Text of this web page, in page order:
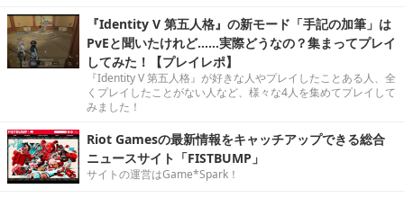
『Identity V 第五人格』の新モード「手記の加筆」は
PvEと聞いたけれど……実際どうなの？集まってプレイ
してみた！【プレイレポ】
『Identity V 第五人格』が好きな人やプレイしたことある人、全
くプレイしたことがない人など、様々な4人を集めてプレイして
みました！
Riot Gamesの最新情報をキャッチアップできる総合
ニュースサイト「FISTBUMP」
サイトの運営はGame*Spark！